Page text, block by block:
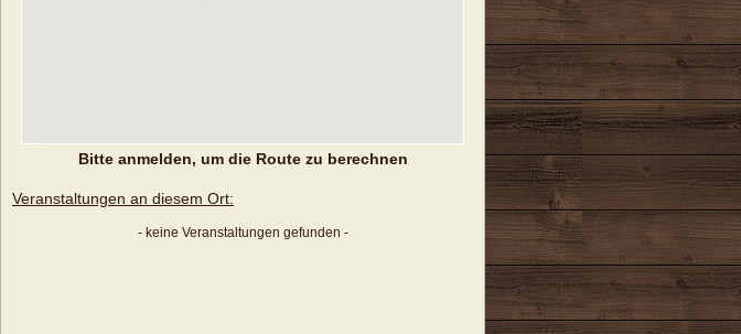
Bitte anmelden, um die Route zu berechnen
Veranstaltungen an diesem Ort:
- keine Veranstaltungen gefunden -